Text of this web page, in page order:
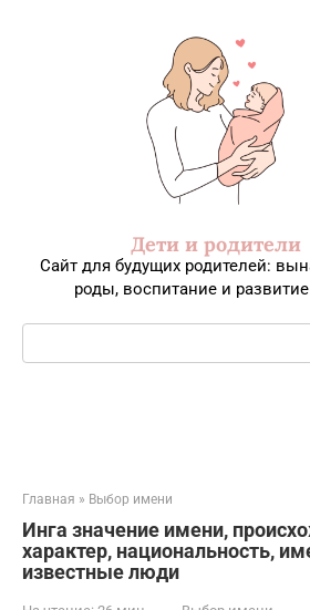
Дети и родители
Сайт для будущих родителей:
роды, воспитание и развитие
Поиск:
Главная » Выбор имени
Инга значение имени,
характер, национальность,
известные люди